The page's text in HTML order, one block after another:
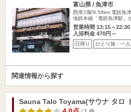
富山県 / 魚津市
西滑川駅8.59km 電鉄魚
地鉄本線「電鉄魚津駅」
営業時間 13:15～22:30
入浴料金 470円～
日帰り ひとり旅・一
関連情報から探す
Sauna Talo Toyama(サウナ タロ